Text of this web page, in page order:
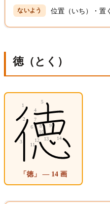
位置（いち）・置
徳（とく）
「徳」 — 14 画